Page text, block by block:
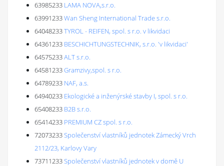
63985233 LAMA NOVA,s.r.o.
63991233Wan Sheng International Trade s.r.o.
64048233TYROL - REIFEN, spol. s r.o. v likvidaci
64361233 BESCHICHTUNGSTECHNIK, s.r.o. 'v likvidaci'
64575233ALT s.r.o.
64581233Gramzivy,spol. s r.o.
64789233 NAF, a.s.
64940233 Ekologické a inženýrské stavby I, spol. s r.o.
65408233 B2B s.r.o.
65414233 PREMIUM CZ spol. s r.o.
72073233Společenství vlastníků jednotek Zámecký Vrch
2112/23, Karlovy Vary
73711233Společenství vlastníků jednotek v domě U